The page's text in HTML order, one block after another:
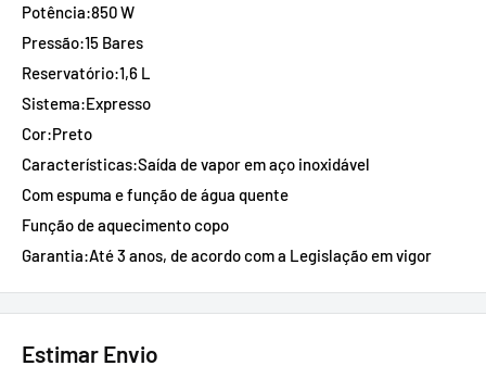
Potência:850 W
Pressão:15 Bares
Reservatório:1,6 L
Sistema:Expresso
Cor:Preto
Características:Saída de vapor em aço inoxidável
Com espuma e função de água quente
Função de aquecimento copo
Garantia:Até 3 anos, de acordo com a Legislação em vigor
Estimar Envio